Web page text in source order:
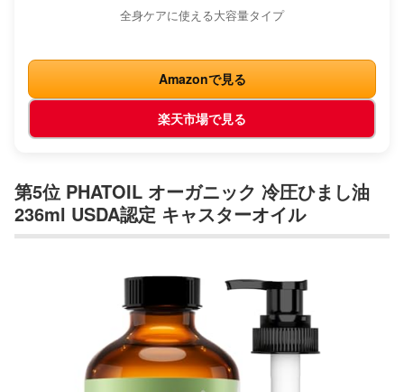
全身ケアに使える大容量タイプ
Amazonで見る
楽天市場で見る
第5位 PHATOIL オーガニック 冷圧ひまし油
236ml USDA認定 キャスターオイル